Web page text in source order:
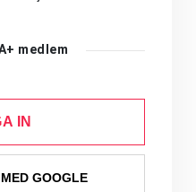
medlem
IN
GOOGLE